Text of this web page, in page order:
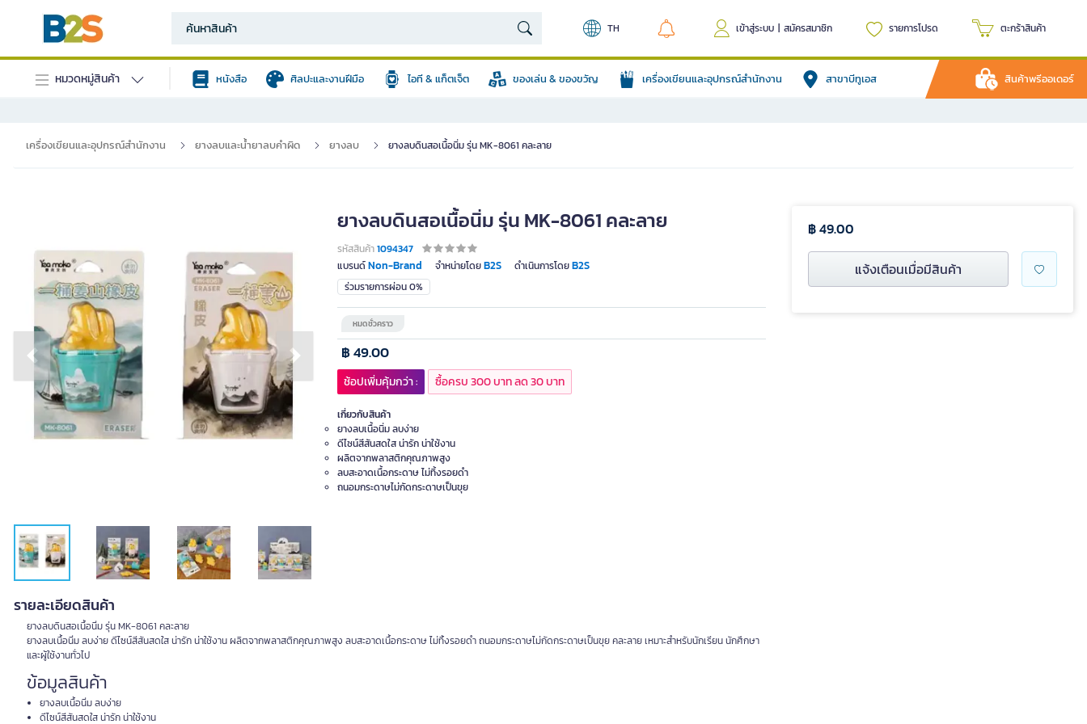
TH เข้าสู่ระบบ | สมัครสมาชิก รายการโปรด ตะกร้าสินค้า
หมวดหมู่สินค้า หนังสือ ศิลปะและงานฝีมือ ไอที & แก็ตเจ็ต ของเล่น & ของขวัญ เครื่องเขียนและอุปกรณ์สำนักงาน สาขาบีทูเอส สินค้าพรีออเดอร์
เครื่องเขียนและอุปกรณ์สำนักงาน ยางลบและน้ำยาลบคำผิด ยางลบ ยางลบดินสอเนื้อนิ่ม รุ่น MK-8061 คละลาย
Previous slide Next slide
ยางลบดินสอเนื้อนิ่ม รุ่น MK-8061 คละลาย
รหัสสินค้า1094347
แบรนด์Non-Brand จำหน่ายโดยB2S ดำเนินการโดยB2S
ร่วมรายการผ่อน 0%
หมดชั่วคราว
฿ 49.00
ช้อปเพิ่มคุ้มกว่า : ซื้อครบ 300 บาท ลด 30 บาท
เกี่ยวกับสินค้า
ยางลบเนื้อนิ่ม ลบง่าย
ดีไซน์สีสันสดใส น่ารัก น่าใช้งาน
ผลิตจากพลาสติกคุณภาพสูง
ลบสะอาดเนื้อกระดาษ ไม่ทิ้งรอยดำ
ถนอมกระดาษไม่กัดกระดาษเป็นขุย
รายละเอียดสินค้า
ยางลบดินสอเนื้อนิ่ม รุ่น MK-8061 คละลาย
ยางลบเนื้อนิ่ม ลบง่าย ดีไซน์สีสันสดใส น่ารัก น่าใช้งาน ผลิตจากพลาสติกคุณภาพสูง ลบสะอาดเนื้อกระดาษ ไม่ทิ้งรอยดำ ถนอมกระดาษไม่กัดกระดาษเป็นขุย คละลาย เหมาะสำหรับนักเรียน นักศึกษา
และผู้ใช้งานทั่วไป
ข้อมูลสินค้า
ยางลบเนื้อนิ่ม ลบง่าย
ดีไซน์สีสันสดใส น่ารัก น่าใช้งาน
฿ 49.00
แจ้งเตือนเมื่อมีสินค้า